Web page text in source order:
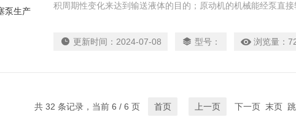
积周期性变化来达到输送液体的目的；原动机的机械能经泵直
更新时间： 2024-07-08 型号： 浏览量：
共 32 条记录，当前 6 / 6 页 首页 上一页 下一页 末页